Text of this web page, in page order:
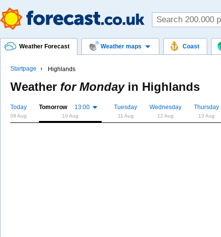
Weather Forecast Weather maps Coast
Startpage Highlands
Weather for Mondayin Highlands
Today
09 Aug
Tomorrow 13:00
10 Aug
Tuesday
11 Aug
Wednesday
12 Aug
Thursday
13 Aug